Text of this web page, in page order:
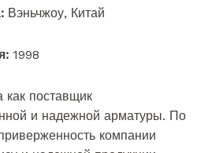
Вэньчжоу, Китай
1998
как поставщик
и надежной арматуры. По
компании